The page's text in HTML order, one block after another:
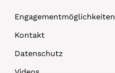
Engagementmöglichkeiten
Kontakt
Datenschutz